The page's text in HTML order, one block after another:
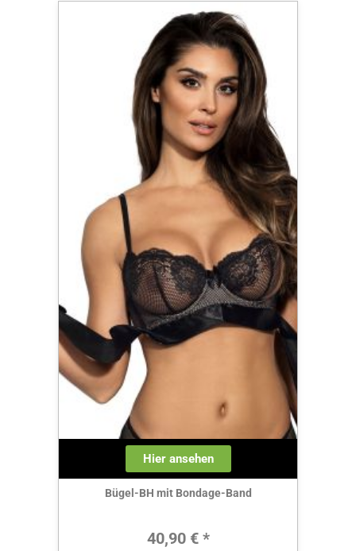
Hier ansehen
Bügel-BH mit Bondage-Band
Regulärer Preis:
40,90 € *